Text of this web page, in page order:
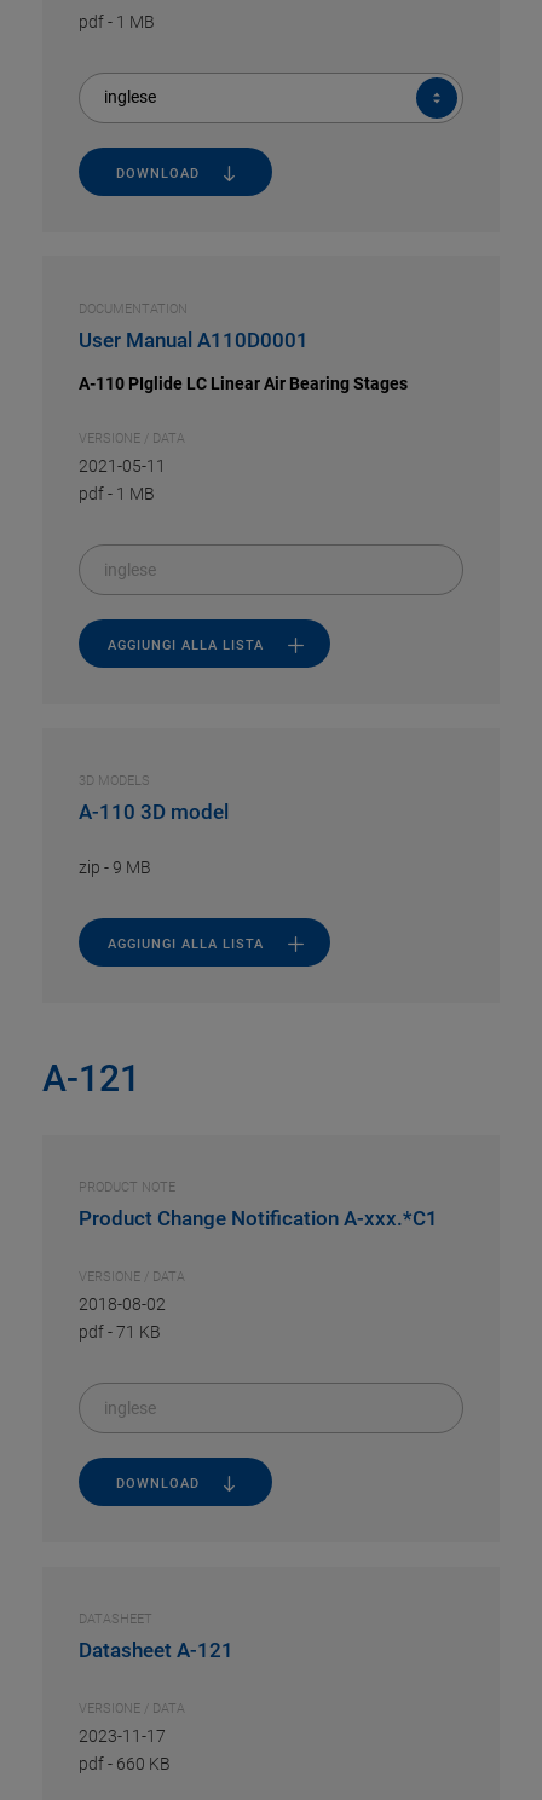
pdf- 1 MB
inglese
DOWNLOAD
DOCUMENTATION
User Manual A110D0001
A-110 PIglide LC Linear Air Bearing Stages
VERSIONE / DATA
2021-05-11
pdf- 1 MB
inglese
AGGIUNGI ALLA LISTA
3D MODELS
A-110 3D model
zip -9 MB
AGGIUNGI ALLA LISTA
A-121
PRODUCT NOTE
Product Change Notification A-xxx.*C1
VERSIONE / DATA
2018-08-02
pdf-71 KB
inglese
DOWNLOAD
DATASHEET
Datasheet A-121
VERSIONE / DATA
2023-11-17
pdf- 660 KB